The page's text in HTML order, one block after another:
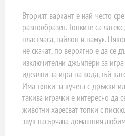
Вторият вариант е най-често
разнообразен. Топките са
пластмаса, найлон и памук.
не скачат, по-вероятно е да се
изключителни джъмпери за игра
идеални за игра на вода, тъй
Има топки за кучета с дръжки
такива играчки е интересно да
животни харесват топки с
звук насърчава домашния